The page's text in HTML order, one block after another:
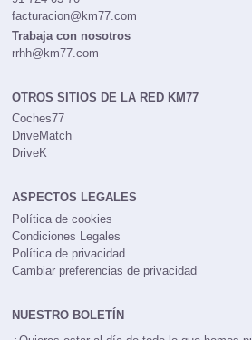
91 724 05 70
facturacion@km77.com
Trabaja con nosotros
OTROS SITIOS DE LA RED KM77
Coches77
DriveMatch
ASPECTOS LEGALES
Política de cookies
Condiciones Legales
Política de privacidad